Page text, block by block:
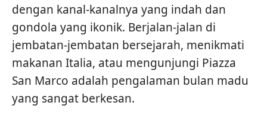
dengan kanal-kanalnya yang indah dan
gondola yang ikonik. Berjalan-jalan di
jembatan-jembatan bersejarah, menikmati
makanan Italia, atau mengunjungi Piazza
San Marco adalah pengalaman bulan madu
yang sangat berkesan.